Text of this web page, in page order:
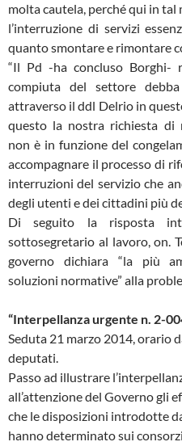
molta cautela, perché qui in tal
l’interruzione di servizi
quanto smontare e rimontare
“Il Pd -ha concluso Borghi-
compiuta del settore
attraverso il ddl Delrio in
questo la nostra richiesta di
non è in funzione del
accompagnare il processo di
interruzioni del servizio che
degli utenti e dei cittadini più
Di seguito la risposta
sottosegretario al lavoro, on.
governo dichiara “la più
soluzioni normative” alla
“Interpellanza urgente n. 2-
Seduta 21 marzo 2014, orario
deputati.
Passo ad illustrare
all’attenzione del Governo gli
che le disposizioni introdotte
hanno determinato sui consorzi